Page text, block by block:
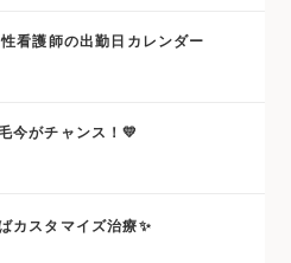
看護師の出勤日カレンダー
今がチャンス！💛
カスタマイズ治療✨